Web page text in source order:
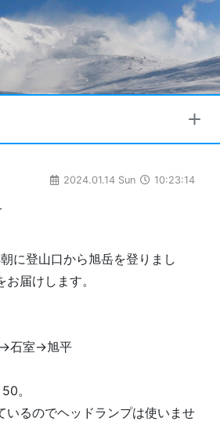
2024.01.14 Sun 10:23:14
に登山口から旭岳を登りまし
届けします。
石室→旭平
。
いるのでヘッドランプは使いませ